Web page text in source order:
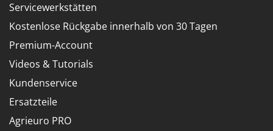
Servicewerkstätten
Kostenlose Rückgabe innerhalb von 30 Tagen
Premium-Account
Videos & Tutorials
Kundenservice
Ersatzteile
Agrieuro PRO